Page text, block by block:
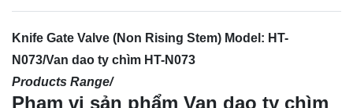
Knife Gate Valve (Non Rising Stem) Model: HT-
N073/Van dao ty chìm HT-N073
Products Range/
Phạm vi sản phẩm Van dao ty chìm